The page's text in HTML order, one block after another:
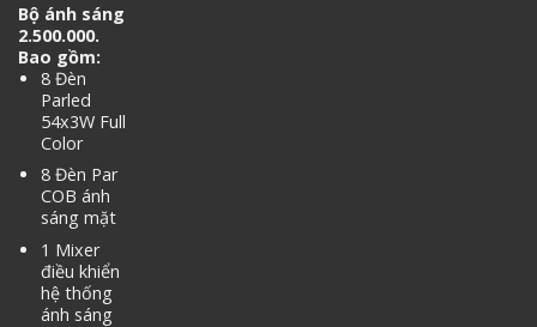
Bộ ánh sáng
2.500.000.
Bao gồm:
8 Đèn
Parled
54x3W Full
Color
8 Đèn Par
COB ánh
sáng mặt
1 Mixer
điều khiển
hệ thống
ánh sáng